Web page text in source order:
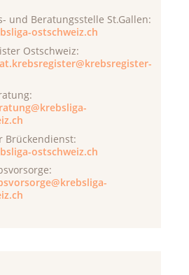
und Beratungsstelle St.Gallen:
ostschweiz.ch
Ostschweiz:
Brückendienst:
ostschweiz.ch